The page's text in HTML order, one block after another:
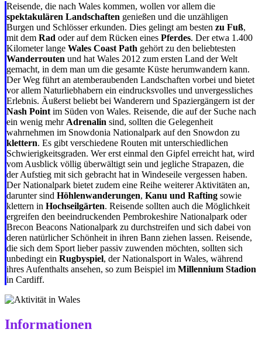
Reisende, die nach Wales kommen, wollen vor allem die
spektakulären Landschaften genießen und die unzähligen
Burgen und Schlösser erkunden. Dies gelingt am besten zu Fuß,
mit dem Rad oder auf dem Rücken eines Pferdes. Der etwa 1.400
Kilometer lange Wales Coast Path gehört zu den beliebtesten
Wanderrouten und hat Wales 2012 zum ersten Land der Welt
gemacht, in dem man um die gesamte Küste herumwandern kann.
Der Weg führt an atemberaubenden Landschaften vorbei und bietet
vor allem Naturliebhabern ein eindrucksvolles und unvergessliches
Erlebnis. Äußerst beliebt bei Wanderern und Spaziergängern ist der
Nash Point im Süden von Wales. Reisende, die auf der Suche nach
ein wenig mehr Adrenalin sind, sollten die Gelegenheit
wahrnehmen im Snowdonia Nationalpark auf den Snowdon zu
klettern. Es gibt verschiedene Routen mit unterschiedlichen
Schwierigkeitsgraden. Wer erst einmal den Gipfel erreicht hat, wird
vom Ausblick völlig überwältigt sein und jegliche Strapazen, die
der Aufstieg mit sich gebracht hat in Windeseile vergessen haben.
Der Nationalpark bietet zudem eine Reihe weiterer Aktivitäten an,
darunter sind Höhlenwanderungen, Kanu und Rafting sowie
klettern in Hochseilgärten. Reisende sollten auch die Möglichkeit
ergreifen den beeindruckenden Pembrokeshire Nationalpark oder
Brecon Beacons Nationalpark zu durchstreifen und sich dabei von
deren natürlicher Schönheit in ihren Bann ziehen lassen. Reisende,
die sich dem Sport lieber passiv zuwenden möchten, sollten sich
unbedingt ein Rugbyspiel, der Nationalsport in Wales, während
ihres Aufenthalts ansehen, so zum Beispiel im Millennium Stadion
in Cardiff.
Informationen